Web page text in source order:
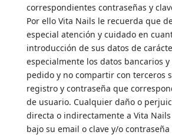
correspondientes contraseñas y
Por ello Vita Nails le recuerda que
especial atención y cuidado en
introducción de sus datos de
especialmente los datos bancarios
pedido y no compartir con terceros
registro y contraseña que
de usuario. Cualquier daño o
directa o indirectamente a Vita
bajo su email o clave y/o